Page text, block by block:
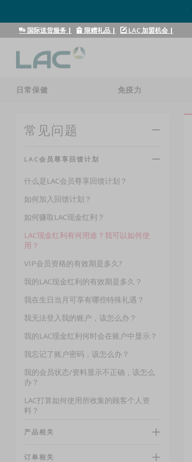
国际送货服务 | 限赠礼品 | LAC 加盟机会 |
日常保健 免疫力
常见问题
LAC会员尊享回馈计划
什么是LAC会员尊享回馈计划？
如何加入回馈计划？
如何赚取LAC现金红利？
LAC现金红利有何用途？我可以如何使
用？
VIP会员资格的有效期是多久?
我的LAC现金红利的有效期是多久？
我在生日当月可享有哪些特殊礼遇？
我无法登入我的账户，该怎么办？
我的LAC现金红利何时会在账户中显示？
我忘记了账户密码，该怎么办？
我的会员状态/资料显示不正确，该怎么
办？
LAC打算如何使用所收集的顾客个人资
料？
产品相关
订单相关